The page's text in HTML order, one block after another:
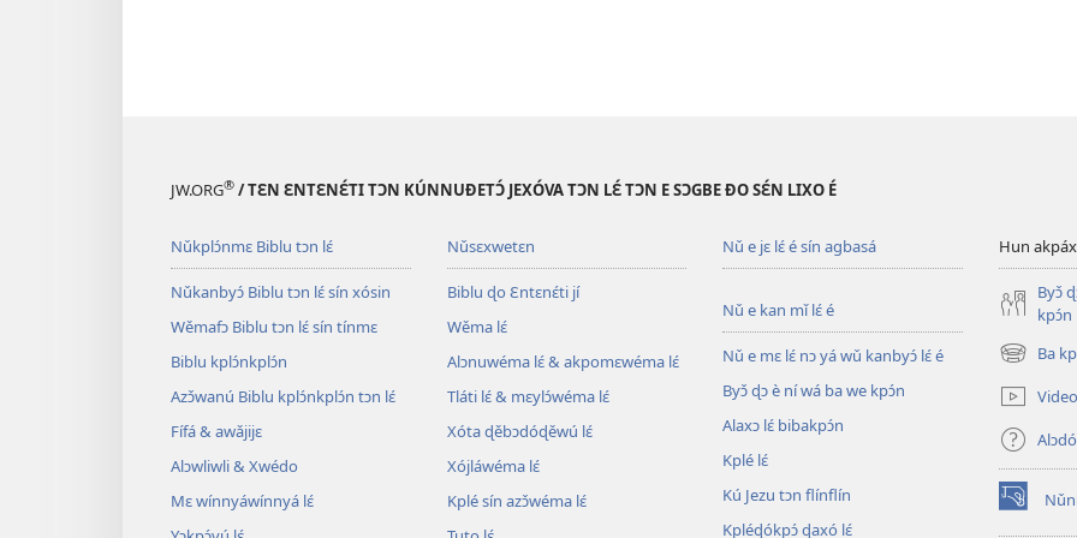
JW.ORG® / TƐN ƐNTƐNƐ́TI TƆN KÚNNUƉETƆ́ JEXÓVA TƆN LƐ́ TƆN E SƆGBE ƉO SƐ́N LIXO É
Nǔkplɔ́nmɛ Biblu tɔn lɛ́
Nǔkanbyɔ́ Biblu tɔn lɛ́ sín xósin
Wěmafɔ Biblu tɔn lɛ́ sín tínmɛ
Biblu kplɔ́nkplɔ́n
Azɔ̌wanú Biblu kplɔ́nkplɔ́n tɔn lɛ́
Fífá & awǎjijɛ
Alɔwliwli & Xwédo
Mɛ wínnyáwínnyá lɛ́
Nǔsɛxwetɛn
Biblu ɖo Ɛntɛnɛ́ti jí
Wěma lɛ́
Alɔnuwéma lɛ́ & akpomɛwéma lɛ́
Tláti lɛ́ & mɛylɔ́wéma lɛ́
Xóta ɖěbɔdóɖěwú lɛ́
Xójláwéma lɛ́
Kplé sín azɔ̌wéma lɛ́
Nǔ e jɛ lɛ́ é sín agbasá
Nǔ e kan mǐ lɛ́ é
Nǔ e mɛ lɛ́ nɔ yá wǔ kanbyɔ́ lɛ́ é
Byɔ̌ ɖɔ è ní wá ba we kpɔ́n
Alaxɔ lɛ́ bibakpɔ́n
Kplé lɛ́
Kú Jezu tɔn flínflín
Kpléɖókpɔ́ ɖaxó lɛ́
Hun
Byɔ̌
kpɔ́n
Ba
(opens
new
window)
Alɔdó
(opens
new